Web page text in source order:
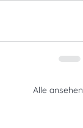
Alle ansehen